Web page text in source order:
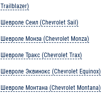
Trailblazer)
Шевроле Сеил (Chevrolet Sail)
Шевроле Монза (Chevrolet Monza)
Шевроле Тракс (Chevrolet Trax)
Шевроле Эквинокс (Chevrolet Equinox)
Шевроле Монтана (Chevrolet Montana)